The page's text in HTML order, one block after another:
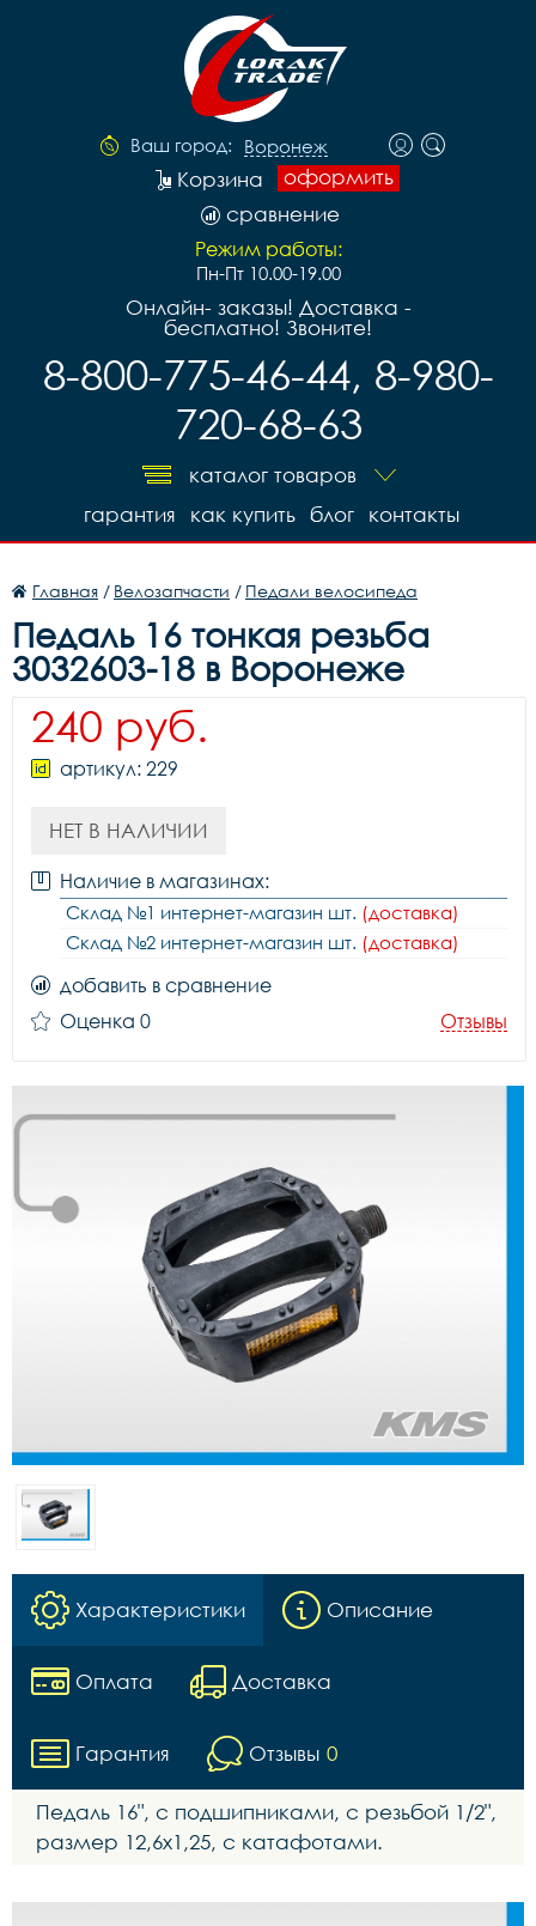
Ваш город: Воронеж
оформить
Корзина
сравнение
Режим работы:
Пн-Пт 10.00-19.00
Онлайн- заказы! Доставка -
бесплатно! Звоните!
8-800-775-46-44, 8-980-
720-68-63
каталог товаров
контакты
блог
как купить
гарантия
Главная / Велозапчасти / Педали велосипеда
Педаль 16 тонкая резьба
3032603-18 в Воронеже
240 руб.
артикул: 229
НЕТ В НАЛИЧИИ
Наличие в магазинах:
Склад №1 интернет-магазин шт. (доставка)
Склад №2 интернет-магазин шт. (доставка)
добавить в сравнение
Оценка 0
Отзывы
Характеристики Описание
Оплата Доставка
Гарантия Отзывы 0
Педаль 16", c подшипниками, с резьбой 1/2",
размер 12,6х1,25, с катафотами.